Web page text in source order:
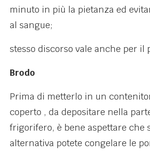
minuto in più la pietanza ed
al sangue;
stesso discorso vale anche per il
Brodo
Prima di metterlo in un
coperto , da depositare nella
frigorifero, è bene aspettare che
alternativa potete congelare le